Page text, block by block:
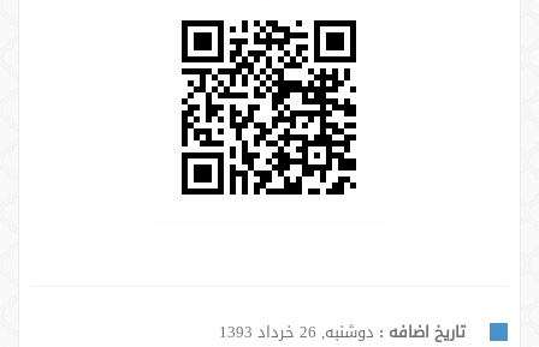
تاریخ اضافه : دوشنبه, 26 خرداد 1393